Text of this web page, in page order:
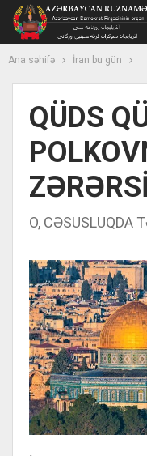
Ana səhifə İran bu gün
QÜDS
O, CƏSUSLUQDA